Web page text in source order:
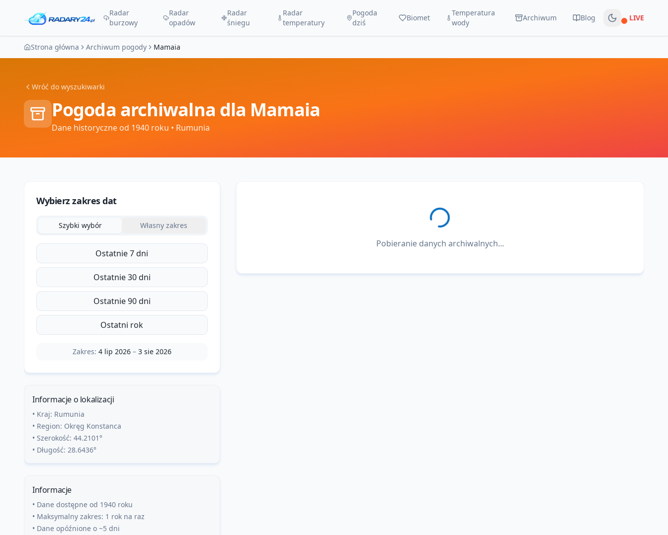
Radar
burzowy
Radar
opadów
Radar
śniegu
Radar
temperatury
Pogoda
dziś
Biomet
Temperatura
wody
Archiwum Blog Na żywo
LIVE
Strona główna Archiwum pogody Mamaia
Wróć do wyszukiwarki
Pogoda archiwalna dla Mamaia
Dane historyczne od 1940 roku • Rumunia
Wybierz zakres dat
Szybki wybór Własny zakres
Ostatnie 7 dni
Ostatnie 30 dni
Ostatnie 90 dni
Ostatni rok
Zakres: 4 lip 2026– 3 sie 2026
Informacje o lokalizacji
• Kraj: Rumunia
• Region: Okręg Konstanca
• Szerokość: 44.2101°
• Długość: 28.6436°
Informacje
• Dane dostępne od 1940 roku
• Maksymalny zakres: 1 rok na raz
• Dane opóźnione o ~5 dni
Pobieranie danych archiwalnych...